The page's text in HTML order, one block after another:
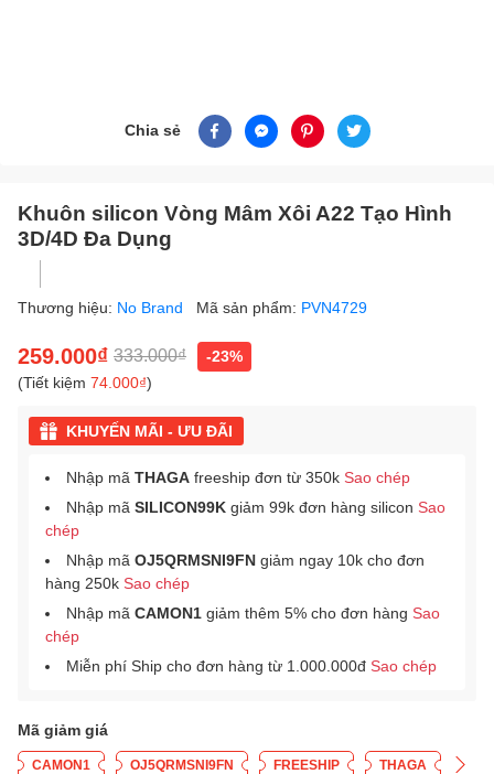
Chia sẻ
Khuôn silicon Vòng Mâm Xôi A22 Tạo Hình
3D/4D Đa Dụng
Thương hiệu: No Brand Mã sản phẩm: PVN4729
259.000₫ 333.000₫
-23%
(Tiết kiệm 74.000₫)
KHUYẾN MÃI - ƯU ĐÃI
Nhập mã THAGA freeship đơn từ 350k Sao chép
Nhập mã SILICON99K giảm 99k đơn hàng silicon Sao
chép
Nhập mã OJ5QRMSNI9FN giảm ngay 10k cho đơn
hàng 250k Sao chép
Nhập mã CAMON1 giảm thêm 5% cho đơn hàng Sao
chép
Miễn phí Ship cho đơn hàng từ 1.000.000đ Sao chép
Mã giảm giá
CAMON1 OJ5QRMSNI9FN FREESHIP THAGA